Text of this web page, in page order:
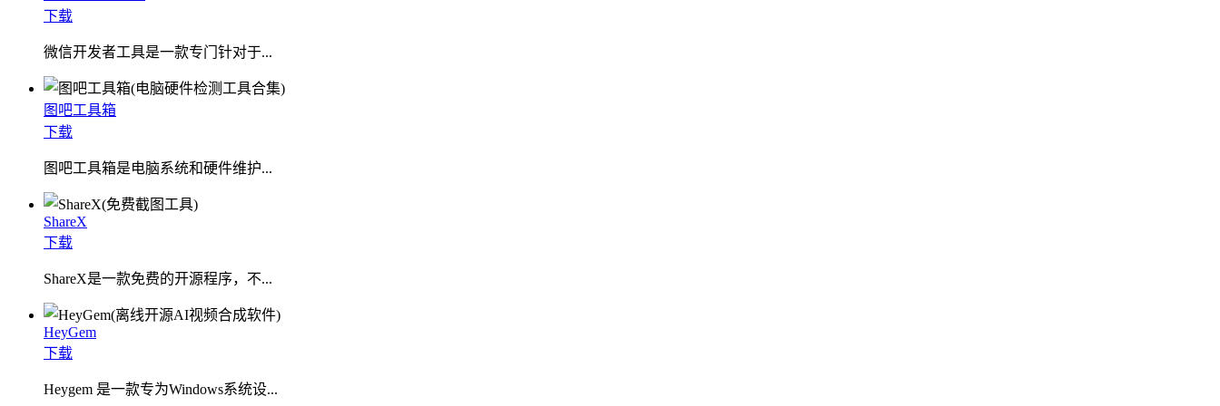
下载
微信开发者工具是一款专门针对于...
图吧工具箱
下载
图吧工具箱是电脑系统和硬件维护...
ShareX
下载
ShareX是一款免费的开源程序，不...
HeyGem
下载
Heygem 是一款专为Windows系统设...